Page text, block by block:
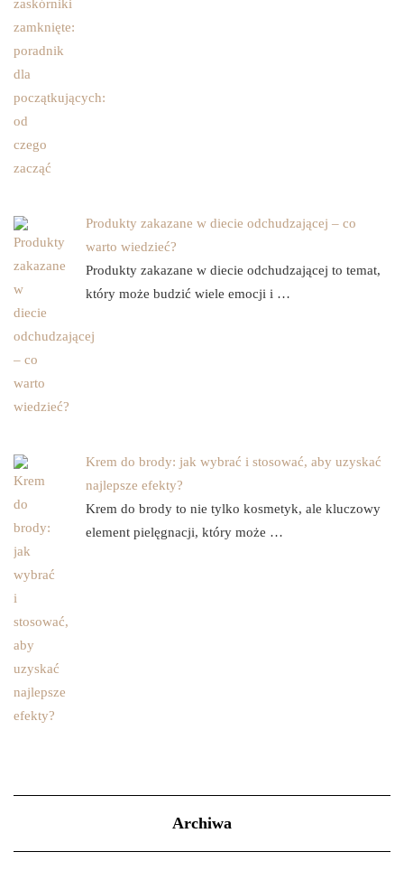
Produkty zakazane w diecie odchudzającej – co
warto wiedzieć?
Produkty zakazane w diecie odchudzającej to temat,
który może budzić wiele emocji i …
Krem do brody: jak wybrać i stosować, aby uzyskać
najlepsze efekty?
Krem do brody to nie tylko kosmetyk, ale kluczowy
element pielęgnacji, który może …
Archiwa